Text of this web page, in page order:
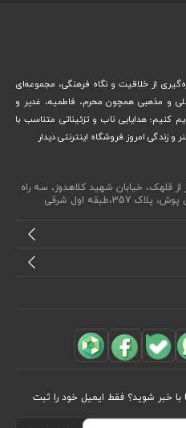
از خلاقیت و نگاه فرهنگی، مجموعه‌ای
و مذهبی همچون محرم، فاطمیه، غدیر و
کنیم؛ هدایایی ناب و تزئیناتی متناسب با
زندگی امروز.فروشگاه اینترنتی دیدار
از قلهک، خیابان شهید کلاهدوز، سه راه
اول شرقی
خبر شوید؟ فقط ایمیل خود را ثبت